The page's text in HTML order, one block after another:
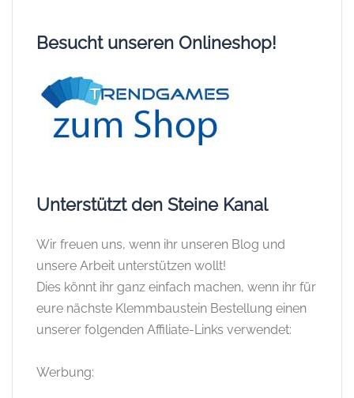
Besucht unseren Onlineshop!
Unterstützt den Steine Kanal
Wir freuen uns, wenn ihr unseren Blog und
unsere Arbeit unterstützen wollt!
Dies könnt ihr ganz einfach machen, wenn ihr für
eure nächste Klemmbaustein Bestellung einen
unserer folgenden Affiliate-Links verwendet:
Werbung: